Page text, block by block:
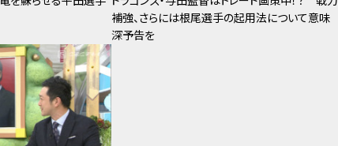
補強、さらには根尾選手の起用法について意味
深予告を